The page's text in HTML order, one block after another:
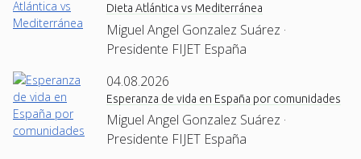
Dieta Atlántica vs Mediterránea
Miguel Angel Gonzalez Suárez ·
Presidente FIJET España
04.08.2026
Esperanza de vida en España por comunidades
Miguel Angel Gonzalez Suárez ·
Presidente FIJET España